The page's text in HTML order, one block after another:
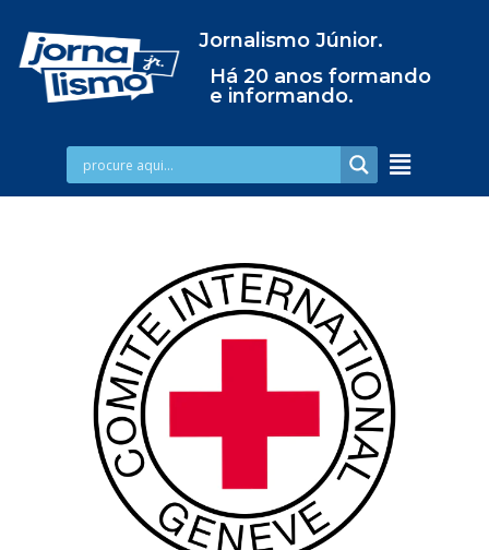
Jornalismo Júnior.
Há 20 anos formando
e informando.